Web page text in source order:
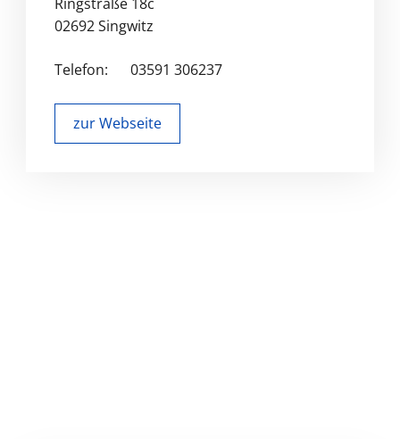
02692 Singwitz
Telefon: 03591 306237
zur Webseite